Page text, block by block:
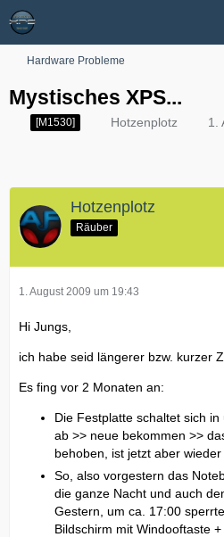
Hardware Probleme
Mystisches XPS...
[M1530] Hotzenplotz 1.
Hotzenplotz
Räuber
1. August 2009 um 19:43
Hi Jungs,
ich habe seid längerer bzw. kurzer
Es fing vor 2 Monaten an:
Die Festplatte schaltet sich
ab >> neue bekommen >>
behoben, ist jetzt aber wieder
So, also vorgestern das
die ganze Nacht und auch
Gestern, um ca. 17:00
Bildschirm mit Windooftaste